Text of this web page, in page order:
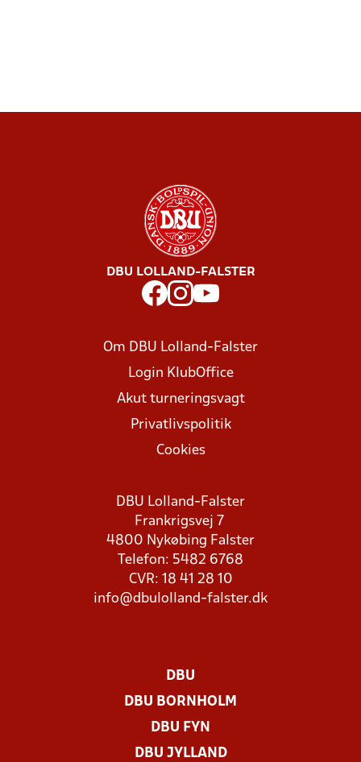
DBU LOLLAND-FALSTER
Om DBU Lolland-Falster
Login KlubOffice
Akut turneringsvagt
Privatlivspolitik
Cookies
DBU Lolland-Falster
Frankrigsvej 7
4800 Nykøbing Falster
Telefon: 5482 6768
CVR: 18 41 28 10
info@dbulolland-falster.dk
DBU
DBU BORNHOLM
DBU FYN
DBU JYLLAND